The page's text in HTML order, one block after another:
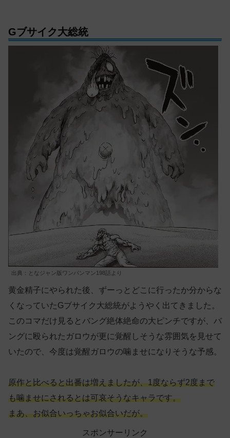
Gブサイク大総統
出典：となジャン版ワンパンマン198話より
黄金精子にやられた後、ずーっとどこに行ったか分からな
くなっていたGブサイク大総統がようやく出てきました。
このコマだけ見るとバング絶体絶命の大ピンチですが、バ
ングに殴られたガロウが更に覚醒しそうな雰囲気を見せて
いたので、今度は覚醒ガロウの噛ませになりそうな予感。
原作と比べると出番は増えましたが、1度ならず2度まで
も噛ませにされるとは可哀そうなキャラです。
まあ、お似合いっちゃお似合いだが。
スポンサーリンク